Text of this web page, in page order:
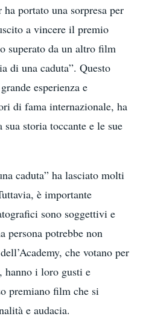
portato una sorpresa per
a vincere il premio
superato da un altro film
di una caduta”. Questo
esperienza e
di fama internazionale, ha
storia toccante e le sue
caduta” ha lasciato molti
è importante
sono soggettivi e
persona potrebbe non
che votano per
i loro gusti e
premiano film che si
e audacia.